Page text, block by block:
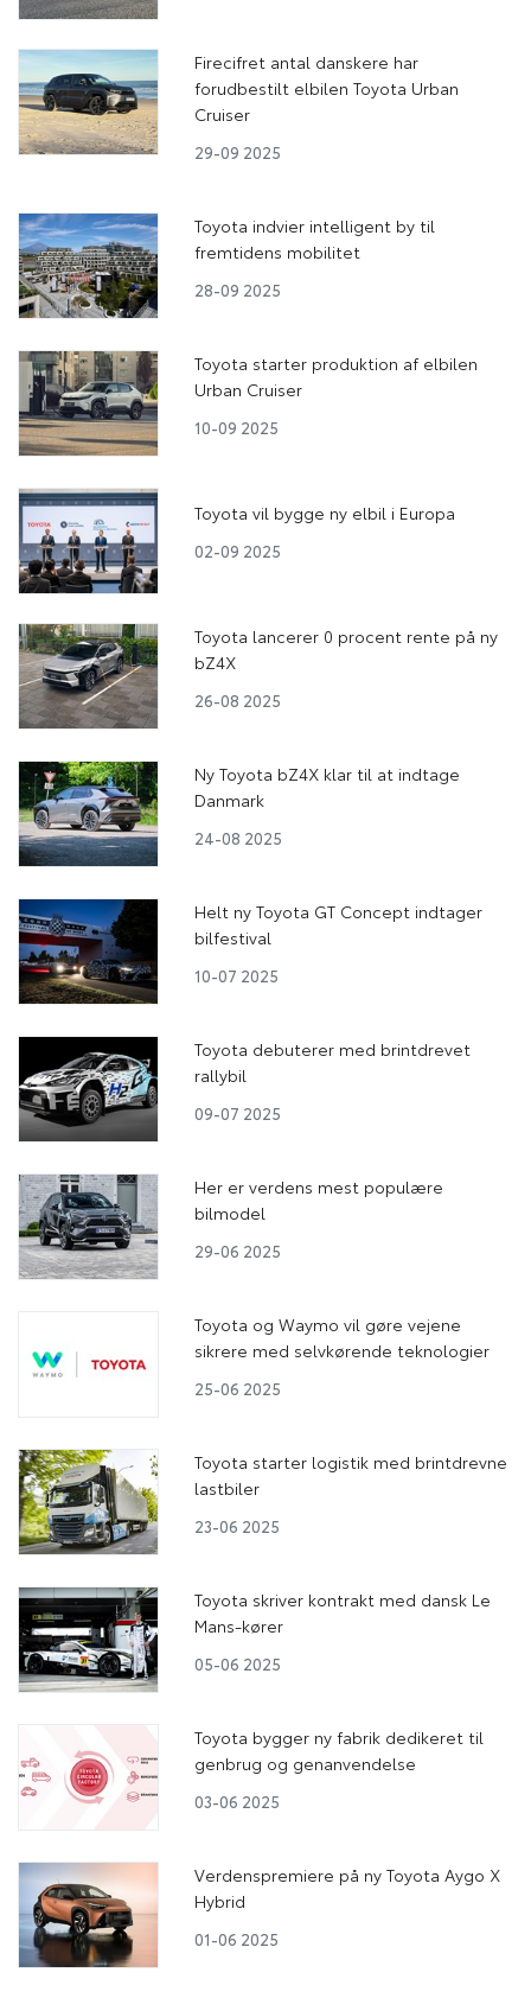
Firecifret antal danskere har
forudbestilt elbilen Toyota Urban
Cruiser
29-09 2025
Toyota indvier intelligent by til
fremtidens mobilitet
28-09 2025
Toyota starter produktion af elbilen
Urban Cruiser
10-09 2025
Toyota vil bygge ny elbil i Europa
02-09 2025
Toyota lancerer 0 procent rente på ny
bZ4X
26-08 2025
Ny Toyota bZ4X klar til at indtage
Danmark
24-08 2025
Helt ny Toyota GT Concept indtager
bilfestival
10-07 2025
Toyota debuterer med brintdrevet
rallybil
09-07 2025
Her er verdens mest populære
bilmodel
29-06 2025
Toyota og Waymo vil gøre vejene
sikrere med selvkørende teknologier
25-06 2025
Toyota starter logistik med brintdrevne
lastbiler
23-06 2025
Toyota skriver kontrakt med dansk Le
Mans-kører
05-06 2025
Toyota bygger ny fabrik dedikeret til
genbrug og genanvendelse
03-06 2025
Verdenspremiere på ny Toyota Aygo X
Hybrid
01-06 2025